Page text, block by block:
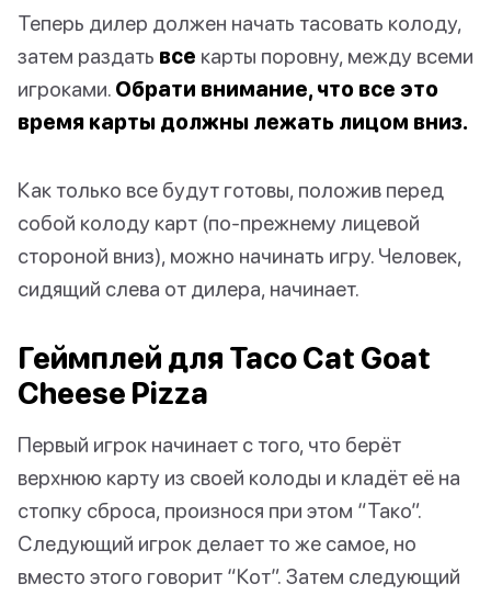
Теперь дилер должен начать тасовать колоду,
затем раздать все карты поровну, между всеми
игроками. Обрати внимание, что все это
время карты должны лежать лицом вниз.
Как только все будут готовы, положив перед
собой колоду карт (по-прежнему лицевой
стороной вниз), можно начинать игру. Человек,
сидящий слева от дилера, начинает.
Геймплей для Taco Cat Goat
Cheese Pizza
Первый игрок начинает с того, что берёт
верхнюю карту из своей колоды и кладёт её на
стопку сброса, произнося при этом “Тако”.
Следующий игрок делает то же самое, но
вместо этого говорит “Кот”. Затем следующий